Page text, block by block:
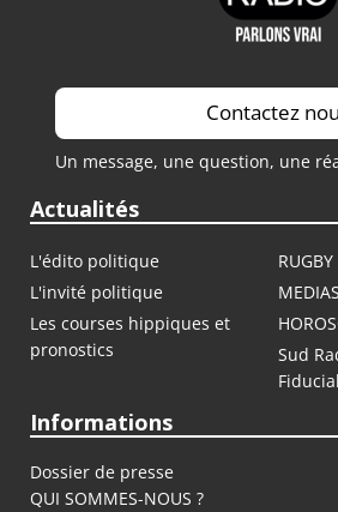
Contactez
Un message, une question, une
Actualités
L'édito politique
RUGBY
L'invité politique
MEDIAS
Les courses hippiques et
pronostics
Sud
Fiducial
Informations
Dossier de presse
QUI SOMMES-NOUS ?